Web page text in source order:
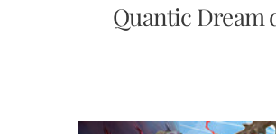
Quantic Dream